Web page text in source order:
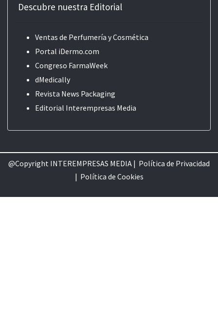
Descubre nuestra Editorial
Ventas de Perfumería y Cosmética
Portal iDermo.com
Congreso FarmaWeek
dMedically
Revista News Packaging
Editorial Interempresas Media
@Copyright INTEREMPRESAS MEDIA | Política de Privacidad
| Política de Cookies